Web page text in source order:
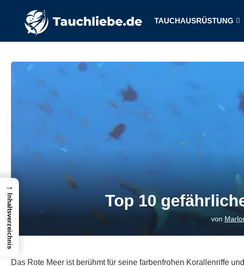
TAUCHAUSRÜSTUNG
Top 10
von
Das Rote Meer ist berühmt für seine farbenfrohen Korallenriffe
→
Inhaltsverzeichnis